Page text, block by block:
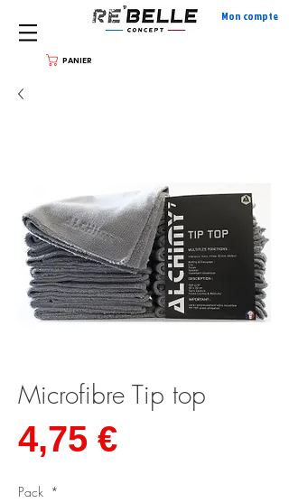
Mon compte
PANIER
Microfibre Tip top
4,75 €Prix
Pack *